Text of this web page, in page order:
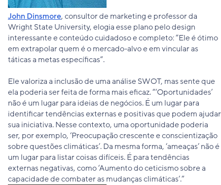
John Dinsmore, consultor de marketing e professor da
Wright State University, elogia esse plano pelo design
interessante e conteúdo cuidadoso e completo: “Ele é ótimo
em extrapolar quem é o mercado-alvo e em vincular as
táticas a metas específicas”.
Ele valoriza a inclusão de uma análise SWOT, mas sente que
ela poderia ser feita de forma mais eficaz. “‘Oportunidades’
não é um lugar para ideias de negócios. É um lugar para
identificar tendências externas e positivas que podem ajudar
sua iniciativa. Nesse contexto, uma oportunidade poderia
ser, por exemplo, ‘Preocupação crescente e conscientização
sobre questões climáticas’. Da mesma forma, ‘ameaças’ não é
um lugar para listar coisas difíceis. É para tendências
externas negativas, como ‘Aumento do ceticismo sobre a
capacidade de combater as mudanças climáticas’.”